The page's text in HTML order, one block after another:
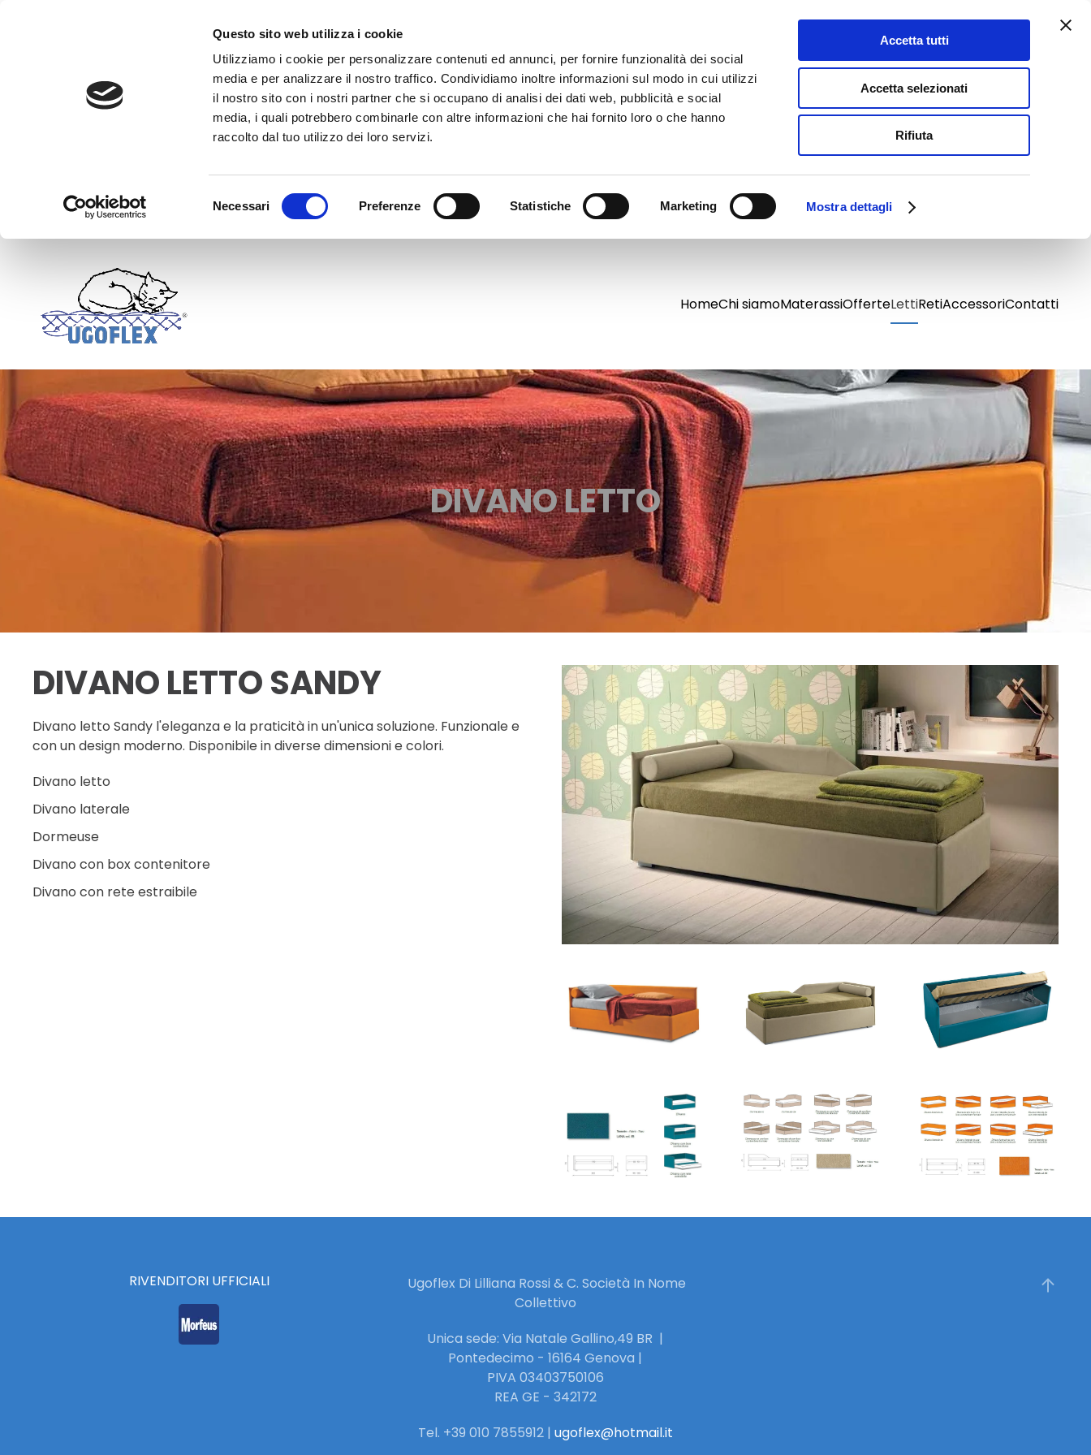
Questo sito web utilizza i cookie
Utilizziamo i cookie per personalizzare contenuti ed annunci, per fornire funzionalità dei social
media e per analizzare il nostro traffico. Condividiamo inoltre informazioni sul modo in cui utilizzi
il nostro sito con i nostri partner che si occupano di analisi dei dati web, pubblicità e social
media, i quali potrebbero combinarle con altre informazioni che hai fornito loro o che hanno
raccolto dal tuo utilizzo dei loro servizi.
Necessari Preferenze Statistiche Marketing Mostra dettagli
Accetta tutti
Accetta selezionati
Rifiuta
HomeChi siamoMaterassiOfferteLettiRetiAccessoriContatti
DIVANO LETTO
DIVANO LETTO SANDY
Divano letto Sandy l'eleganza e la praticità in un'unica soluzione. Funzionale e
con un design moderno. Disponibile in diverse dimensioni e colori.
Divano letto
Divano laterale
Dormeuse
Divano con box contenitore
Divano con rete estraibile
RIVENDITORI UFFICIALI
Ugoflex Di Lilliana Rossi & C. Società In Nome
Collettivo
Unica sede: Via Natale Gallino,49 BR |
Pontedecimo - 16164 Genova |
PIVA 03403750106
REA GE - 342172
Tel. +39 010 7855912 | ugoflex@hotmail.it